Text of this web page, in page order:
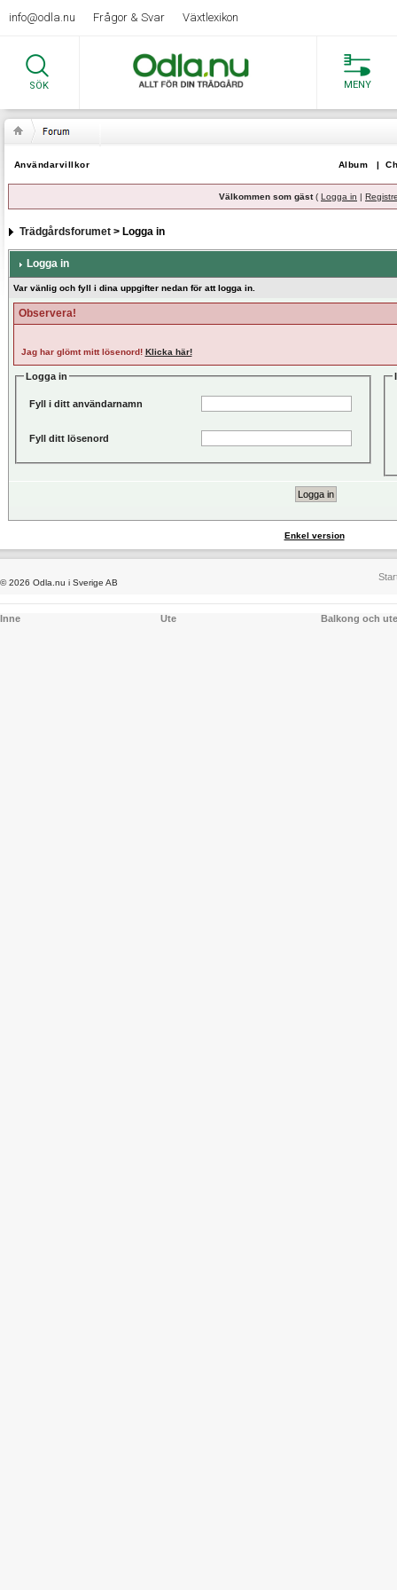
info@odla.nu Frågor & Svar Växtlexikon
SÖK MENY
Användarvillkor Album |
Välkommen som gäst( Logga in |
Trädgårdsforumet> Logga in
Logga in
Var vänlig och fyll i dina uppgifter nedan för att logga in.
Observera!
Jag har glömt mitt lösenord! Klicka här!
Logga in
Fyll i ditt användarnamn
Fyll ditt lösenord
Enkel version
© 2026 Odla.nu i Sverige AB
Inne Ute Balkong och